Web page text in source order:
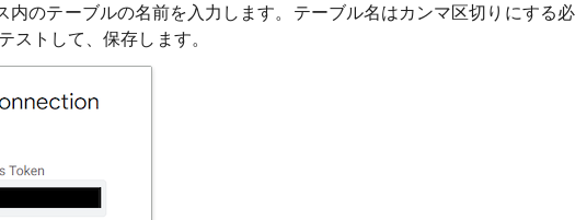
内のテーブルの名前を入力します。テーブル名はカンマ区切りにする必
ストして、保存します。